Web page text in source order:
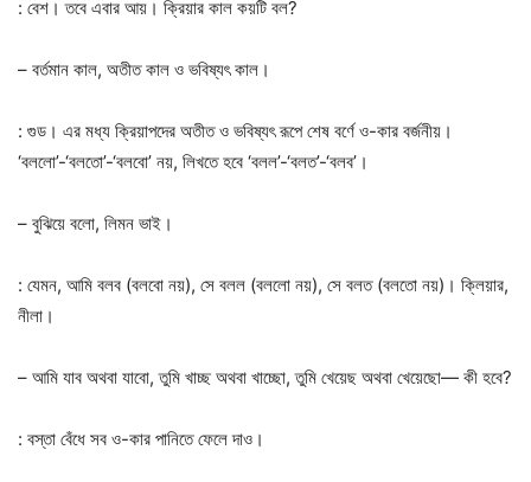
: বেশ। তবে এবার আয়। ক্রিয়ার কাল কয়টি বল?
– বর্তমান কাল, অতীত কাল ও ভবিষ্যৎ কাল।
: গুড। এর মধ্য ক্রিয়াপদের অতীত ও ভবিষ্যৎ রূপে শেষ বর্ণে ও-কার বর্জনীয়।
‘বললো’-‘বলতো’-‘বলবো’ নয়, লিখতে হবে ‘বলল’-‘বলত’-‘বলব’।
– বুঝিয়ে বলো, লিমন ভাই।
: যেমন, আমি বলব (বলবো নয়), সে বলল (বললো নয়), সে বলত (বলতো নয়)। ক্লিয়ার,
নীলা।
– আমি যাব অথবা যাবো, তুমি খাচ্ছ অথবা খাচ্ছো, তুমি খেয়েছ অথবা খেয়েছো— কী হবে?
: বস্তা বেঁধে সব ও-কার পানিতে ফেলে দাও।